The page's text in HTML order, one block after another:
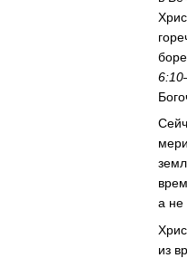
а не
из